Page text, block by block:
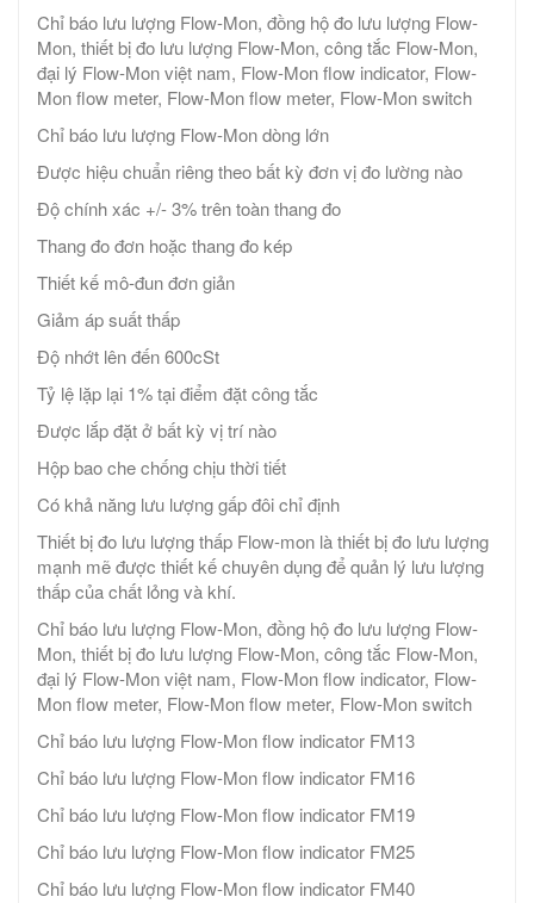
Chỉ báo lưu lượng Flow-Mon, đồng hộ đo lưu lượng Flow-
Mon, thiết bị đo lưu lượng Flow-Mon, công tắc Flow-Mon,
đại lý Flow-Mon việt nam, Flow-Mon flow indicator, Flow-
Mon flow meter, Flow-Mon flow meter, Flow-Mon switch
Chỉ báo lưu lượng Flow-Mon dòng lớn
Được hiệu chuẩn riêng theo bất kỳ đơn vị đo lường nào
Độ chính xác +/- 3% trên toàn thang đo
Thang đo đơn hoặc thang đo kép
Thiết kế mô-đun đơn giản
Giảm áp suất thấp
Độ nhớt lên đến 600cSt
Tỷ lệ lặp lại 1% tại điểm đặt công tắc
Được lắp đặt ở bất kỳ vị trí nào
Hộp bao che chống chịu thời tiết
Có khả năng lưu lượng gấp đôi chỉ định
Thiết bị đo lưu lượng thấp Flow-mon là thiết bị đo lưu lượng
mạnh mẽ được thiết kế chuyên dụng để quản lý lưu lượng
thấp của chất lỏng và khí.
Chỉ báo lưu lượng Flow-Mon, đồng hộ đo lưu lượng Flow-
Mon, thiết bị đo lưu lượng Flow-Mon, công tắc Flow-Mon,
đại lý Flow-Mon việt nam, Flow-Mon flow indicator, Flow-
Mon flow meter, Flow-Mon flow meter, Flow-Mon switch
Chỉ báo lưu lượng Flow-Mon flow indicator FM13
Chỉ báo lưu lượng Flow-Mon flow indicator FM16
Chỉ báo lưu lượng Flow-Mon flow indicator FM19
Chỉ báo lưu lượng Flow-Mon flow indicator FM25
Chỉ báo lưu lượng Flow-Mon flow indicator FM40